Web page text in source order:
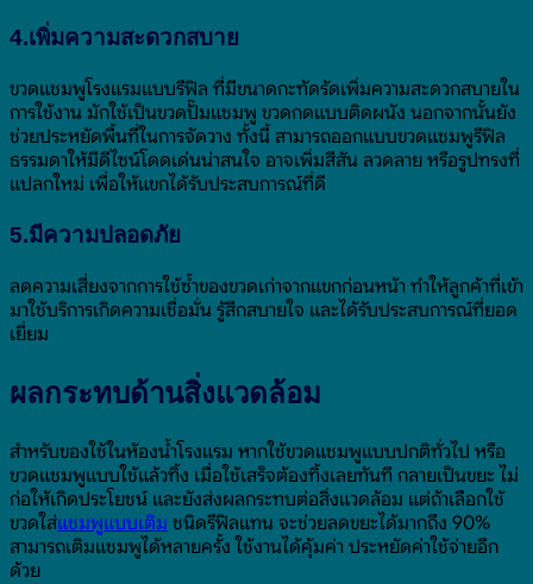
4.เพิ่มความสะดวกสบาย
ขวดแชมพูโรงแรมแบบรีฟิล ที่มีขนาดกะทัดรัดเพิ่มความสะดวกสบายใน
การใช้งาน มักใช้เป็นขวดปั๊มแชมพู ขวดกดแบบติดผนัง นอกจากนั้นยัง
ช่วยประหยัดพื้นที่ในการจัดวาง ทั้งนี้ สามารถออกแบบขวดแชมพูรีฟิล
ธรรมดาให้มีดีไซน์โดดเด่นน่าสนใจ อาจเพิ่มสีสัน ลวดลาย หรือรูปทรงที่
แปลกใหม่ เพื่อให้แขกได้รับประสบการณ์ที่ดี
5.มีความปลอดภัย
ลดความเสี่ยงจากการใช้ซ้ำของขวดเก่าจากแขกก่อนหน้า ทำให้ลูกค้าที่เข้า
มาใช้บริการเกิดความเชื่อมั่น รู้สึกสบายใจ และได้รับประสบการณ์ที่ยอด
เยี่ยม
ผลกระทบด้านสิ่งแวดล้อม
สำหรับของใช้ในห้องน้ำโรงแรม หากใช้ขวดแชมพูแบบปกติทั่วไป หรือ
ขวดแชมพูแบบใช้แล้วทิ้ง เมื่อใช้เสร็จต้องทิ้งเลยทันที กลายเป็นขยะ ไม่
ก่อให้เกิดประโยชน์ และยังส่งผลกระทบต่อสิ่งแวดล้อม แต่ถ้าเลือกใช้
ขวดใส่แชมพูแบบเติม ชนิดรีฟิลแทน จะช่วยลดขยะได้มากถึง 90%
สามารถเติมแชมพูได้หลายครั้ง ใช้งานได้คุ้มค่า ประหยัดค่าใช้จ่ายอีก
ด้วย